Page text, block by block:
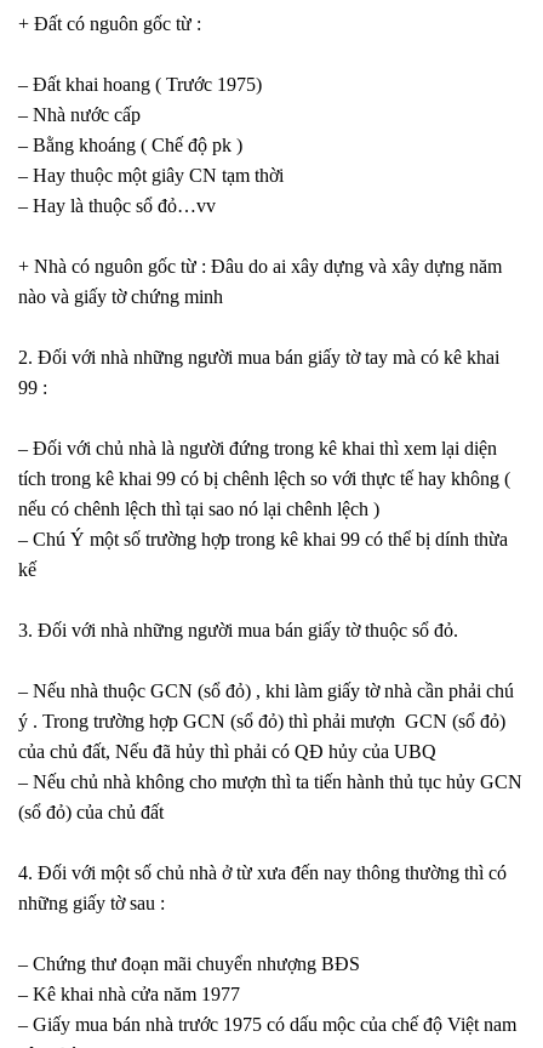
+ Đất có nguôn gốc từ :
– Đất khai hoang ( Trước 1975)
– Nhà nước cấp
– Bằng khoáng ( Chế độ pk )
– Hay thuộc một giây CN tạm thời
– Hay là thuộc sổ đỏ…vv
+ Nhà có nguôn gốc từ : Đâu do ai xây dựng và xây dựng năm
nào và giấy tờ chứng minh
2. Đối với nhà những người mua bán giấy tờ tay mà có kê khai
99 :
– Đối với chủ nhà là người đứng trong kê khai thì xem lại diện
tích trong kê khai 99 có bị chênh lệch so với thực tế hay không (
nếu có chênh lệch thì tại sao nó lại chênh lệch )
– Chú Ý một số trường hợp trong kê khai 99 có thể bị dính thừa
kế
3. Đối với nhà những người mua bán giấy tờ thuộc sổ đỏ.
– Nếu nhà thuộc GCN (sổ đỏ) , khi làm giấy tờ nhà cần phải chú
ý . Trong trường hợp GCN (sổ đỏ) thì phải mượn GCN (sổ đỏ)
của chủ đất, Nếu đã hủy thì phải có QĐ hủy của UBQ
– Nếu chủ nhà không cho mượn thì ta tiến hành thủ tục hủy GCN
(sổ đỏ) của chủ đất
4. Đối với một số chủ nhà ở từ xưa đến nay thông thường thì có
những giấy tờ sau :
– Chứng thư đoạn mãi chuyển nhượng BĐS
– Kê khai nhà cửa năm 1977
– Giấy mua bán nhà trước 1975 có dấu mộc của chế độ Việt nam